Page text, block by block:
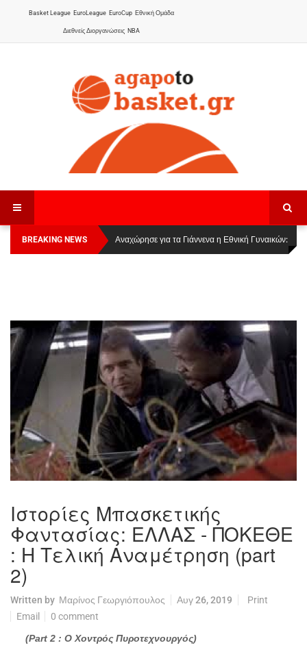
Basket League EuroLeague EuroCup Εθνική Ομάδα
Διεθνείς Διοργανώσεις NBA
BREAKING NEWS
Οι Πάνθηρες Καβάλας στην Women Basketball
League 1
Αναχώρησε για τα Γιάννενα η Εθνική Γυναικών:
Ιστορίες Μπασκετικής
Φαντασίας: ΕΛΛΑΣ - ΠΟΚΕΘΕ
: Η Τελική Αναμέτρηση (part
2)
Written by Μαρίνος Γεωργιόπουλος Αυγ 26, 2019
Print
Email
0 comment
(Part2 : Ο Χοντρός Πυροτεχνουργός)